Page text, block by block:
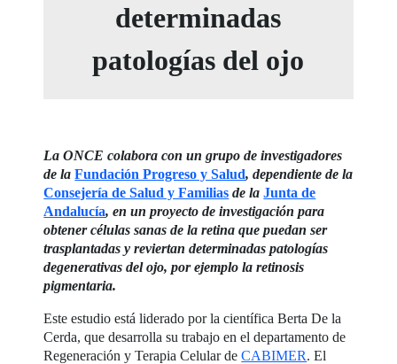
determinadas
patologías del ojo
La ONCE colabora con un grupo de investigadores
de laFundación Progreso y Salud, dependiente de la
Consejería de Salud y Familias de laJunta de
Andalucía, en un proyecto de investigación para
obtener células sanas de la retina que puedan ser
trasplantadas y reviertan determinadas patologías
degenerativas del ojo, por ejemplo la retinosis
pigmentaria.
Este estudio está liderado por la científica Berta De la
Cerda, que desarrolla su trabajo en el departamento de
Regeneración y Terapia Celular deCABIMER. El